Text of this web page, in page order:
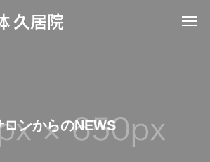
久居院
ロンからのNEWS